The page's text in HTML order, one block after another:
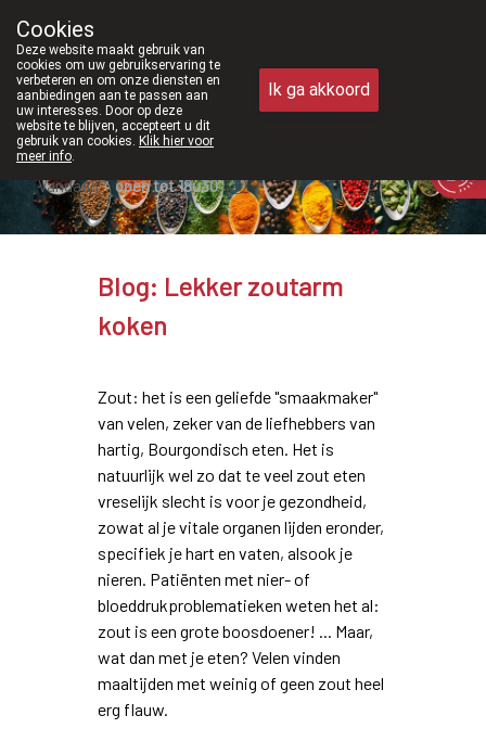
011/610300
Vandaag open tot 18u30
Blog: Lekker zoutarm
koken
Zout: het is een geliefde "smaakmaker"
van velen, zeker van de liefhebbers van
hartig, Bourgondisch eten. Het is
natuurlijk wel zo dat te veel zout eten
vreselijk slecht is voor je gezondheid,
zowat al je vitale organen lijden eronder,
specifiek je hart en vaten, alsook je
nieren. Patiënten met nier- of
bloeddrukproblematieken weten het al:
zout is een grote boosdoener! ... Maar,
wat dan met je eten? Velen vinden
maaltijden met weinig of geen zout heel
erg flauw.
Cookies
Deze website maakt gebruik van
cookies om uw gebruikservaring te
verbeteren en om onze diensten en
aanbiedingen aan te passen aan
uw interesses. Door op deze
website te blijven, accepteert u dit
gebruik van cookies. Klik hier voor
meer info.
Ik ga akkoord